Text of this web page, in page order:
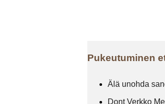
Pukeutuminen
Älä unohda
Dont Verkko